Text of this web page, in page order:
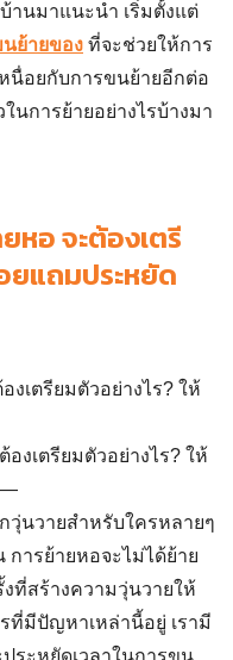
านมาแนะนำ เริ่มตั้งแต่
ย้ายของ ที่จะช่วยให้การ
นื่อยกับการขนย้ายอีกต่อ
นการย้ายอย่างไรบ้างมา
หอจะต้องเตรี
ยแถมประหยัด
งเตรียมตัวอย่างไร? ให้
วุ่นวายสำหรับใครหลายๆ
การย้ายหอจะไม่ได้ย้าย
ที่สร้างความวุ่นวายให้
ที่มีปัญหาเหล่านี้อยู่ เรามี
ระหยัดเวลาในการขน